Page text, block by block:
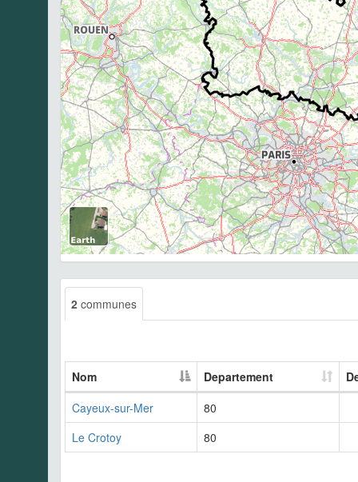
2 communes
Nom Departement
Cayeux-sur-Mer
80
Le Crotoy
80